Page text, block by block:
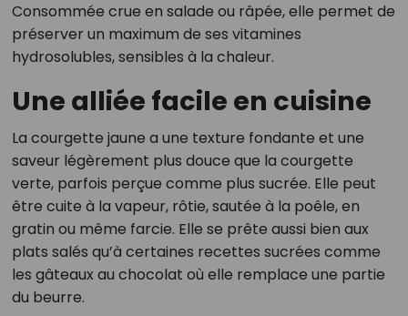
Consommée crue en salade ou râpée, elle permet de
préserver un maximum de ses vitamines
hydrosolubles, sensibles à la chaleur.
Une alliée facile en cuisine
La courgette jaune a une texture fondante et une
saveur légèrement plus douce que la courgette
verte, parfois perçue comme plus sucrée. Elle peut
être cuite à la vapeur, rôtie, sautée à la poêle, en
gratin ou même farcie. Elle se prête aussi bien aux
plats salés qu’à certaines recettes sucrées comme
les gâteaux au chocolat où elle remplace une partie
du beurre.